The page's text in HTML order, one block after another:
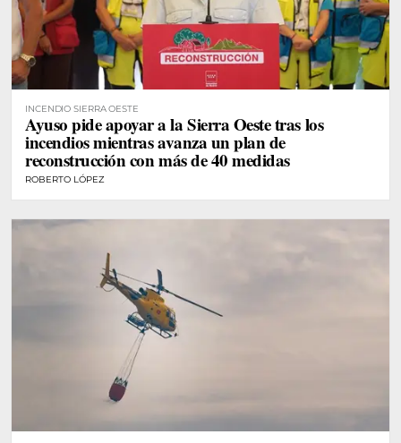
INCENDIO SIERRA OESTE
Ayuso pide apoyar a la Sierra Oeste tras los
incendios mientras avanza un plan de
reconstrucción con más de 40 medidas
ROBERTO LÓPEZ